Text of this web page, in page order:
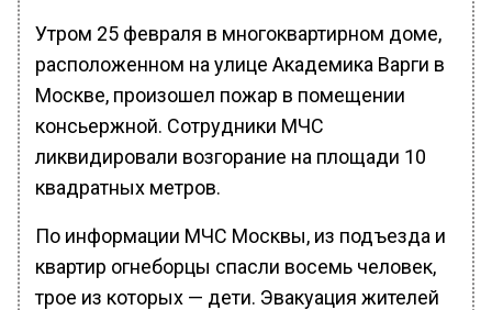
Утром 25 февраля в многоквартирном доме,
расположенном на улице Академика Варги в
Москве, произошел пожар в помещении
консьержной. Сотрудники МЧС
ликвидировали возгорание на площади 10
квадратных метров.
По информации МЧС Москвы, из подъезда и
квартир огнеборцы спасли восемь человек,
трое из которых — дети. Эвакуация жителей